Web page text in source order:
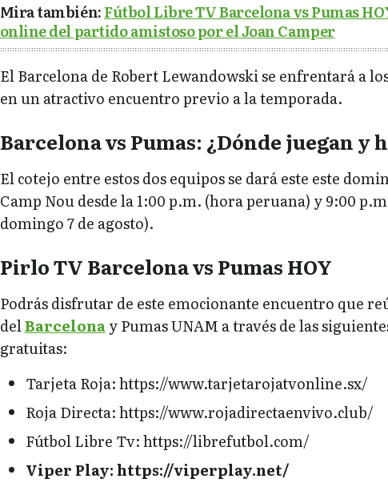
Mira también:Fútbol Libre TV Barcelona vs Pumas
online del partido amistoso por el Joan Camper
El Barcelona de Robert Lewandowski se enfrentará a
en un atractivo encuentro previo a la temporada.
Barcelona vs Pumas: ¿Dónde juegan y
El cotejo entre estos dos equipos se dará este este
Camp Nou desde la 1:00 p.m. (hora peruana) y 9:00
domingo 7 de agosto).
Pirlo TV Barcelona vs Pumas HOY
Podrás disfrutar de este emocionante encuentro que
delBarcelonay Pumas UNAM a través de las
gratuitas:
Tarjeta Roja: https://www.tarjetarojatvonline.sx/
Roja Directa: https://www.rojadirectaenvivo.club/
Fútbol Libre Tv: https://librefutbol.com/
Viper Play: https://viperplay.net/